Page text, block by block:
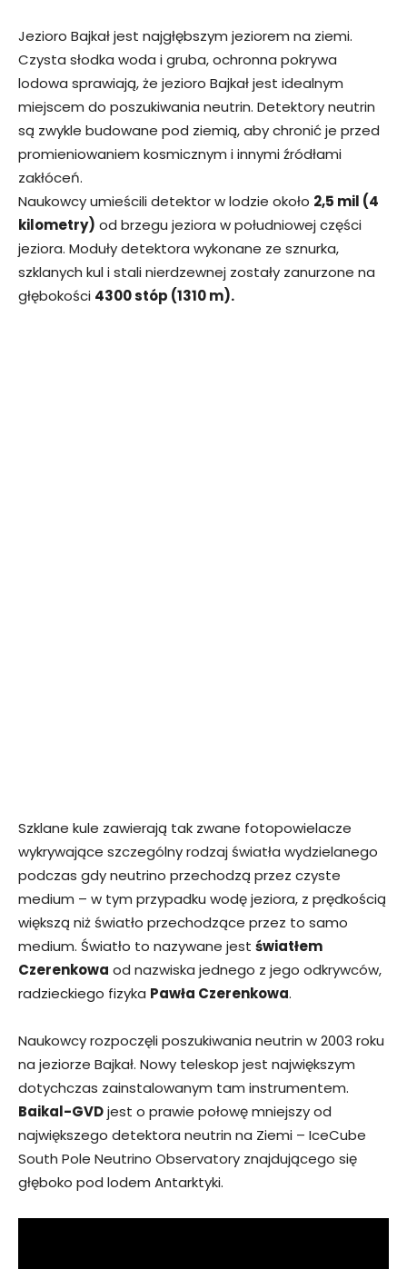
Jezioro Bajkał jest najgłębszym jeziorem na ziemi.
Czysta słodka woda i gruba, ochronna pokrywa
lodowa sprawiają, że jezioro Bajkał jest idealnym
miejscem do poszukiwania neutrin. Detektory neutrin
są zwykle budowane pod ziemią, aby chronić je przed
promieniowaniem kosmicznym i innymi źródłami
zakłóceń.
Naukowcy umieścili detektor w lodzie około 2,5 mil (4
kilometry) od brzegu jeziora w południowej części
jeziora. Moduły detektora wykonane ze sznurka,
szklanych kul i stali nierdzewnej zostały zanurzone na
głębokości 4300 stóp (1310 m).
Szklane kule zawierają tak zwane fotopowielacze
wykrywające szczególny rodzaj światła wydzielanego
podczas gdy neutrino przechodzą przez czyste
medium – w tym przypadku wodę jeziora, z prędkością
większą niż światło przechodzące przez to samo
medium. Światło to nazywane jest światłem
Czerenkowa od nazwiska jednego z jego odkrywców,
radzieckiego fizyka Pawła Czerenkowa.
Naukowcy rozpoczęli poszukiwania neutrin w 2003 roku
na jeziorze Bajkał. Nowy teleskop jest największym
dotychczas zainstalowanym tam instrumentem.
Baikal-GVDjest o prawie połowę mniejszy od
największego detektora neutrin na Ziemi – IceCube
South Pole Neutrino Observatory znajdującego się
głęboko pod lodem Antarktyki.